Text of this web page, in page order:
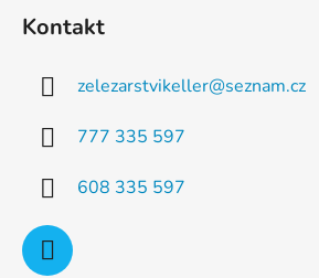
v
Kontakt
zelezarstvikeller@seznam.cz
777 335 597
608 335 597